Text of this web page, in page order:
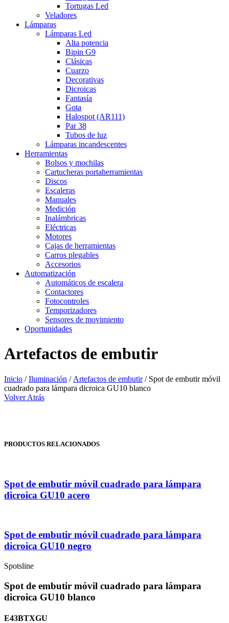
Tortugas Led
Veladores
Lámparas
Lámparas Led
Alta potencia
Bipin G9
Clásicas
Cuarzo
Decorativas
Dicroicas
Fantasía
Gota
Halospot (AR111)
Par 38
Tubos de luz
Lámparas incandescentes
Herramientas
Bolsos y mochilas
Cartucheras portaherramientas
Discos
Escaleras
Manuales
Medición
Inalámbricas
Eléctricas
Motores
Cajas de herramientas
Carros plegables
Accesorios
Automatización
Automáticos de escalera
Contactores
Fotocontroles
Temporizadores
Sensores de movimiento
Oportunidades
Artefactos de embutir
Inicio /Iluminación / Artefactos de embutir/ Spot de embutir móvil
cuadrado para lámpara dicroica GU10 blanco
Volver Atrás
PRODUCTOS RELACIONADOS
Spot de embutir móvil cuadrado para lámpara
dicroica GU10 acero
Spot de embutir móvil cuadrado para lámpara
dicroica GU10 negro
Spotsline
Spot de embutir móvil cuadrado para lámpara
dicroica GU10 blanco
E43BTXGU